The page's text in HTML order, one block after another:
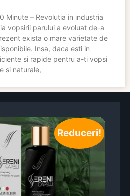
Minute – Revolutia in industria
vopsirii parului a evoluat de-a
exista o mare varietate de
Insa, daca esti in
si rapide pentru a-ti vopsi
si naturale,
Reduceri!